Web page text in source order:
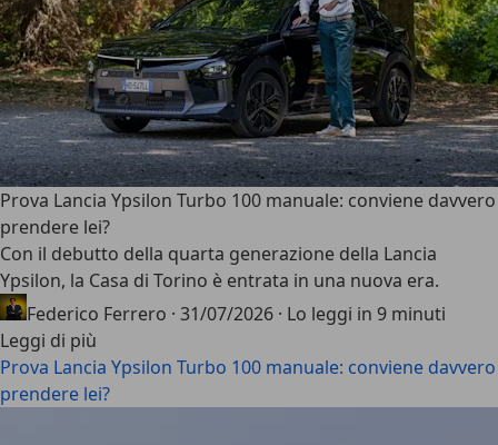
Prova Lancia Ypsilon Turbo 100 manuale: conviene davvero
prendere lei?
Con il debutto della quarta generazione della Lancia
Ypsilon, la Casa di Torino è entrata in una nuova era.
Federico Ferrero · 31/07/2026 · Lo leggi in 9 minuti
Leggi di più
Prova Lancia Ypsilon Turbo 100 manuale: conviene davvero
prendere lei?